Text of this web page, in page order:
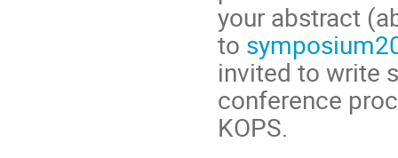
your abstract
to
invited to write
conference
KOPS.